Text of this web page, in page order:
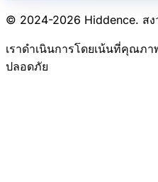
© 2024-2026 Hiddence. ส
เราดำเนินการโดยเน้นที่คุณภ
ปลอดภัย